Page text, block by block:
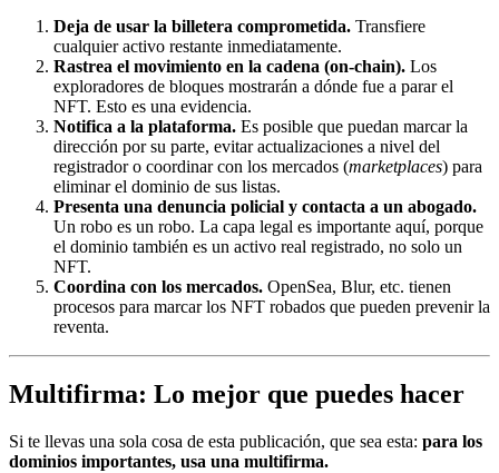
Deja de usar la billetera comprometida. Transfiere
cualquier activo restante inmediatamente.
Rastrea el movimiento en la cadena (on-chain). Los
exploradores de bloques mostrarán a dónde fue a parar el
NFT. Esto es una evidencia.
Notifica a la plataforma. Es posible que puedan marcar la
dirección por su parte, evitar actualizaciones a nivel del
registrador o coordinar con los mercados (marketplaces) para
eliminar el dominio de sus listas.
Presenta una denuncia policial y contacta a un abogado.
Un robo es un robo. La capa legal es importante aquí, porque
el dominio también es un activo real registrado, no solo un
NFT.
Coordina con los mercados. OpenSea, Blur, etc. tienen
procesos para marcar los NFT robados que pueden prevenir la
reventa.
Multifirma: Lo mejor que puedes hacer
Si te llevas una sola cosa de esta publicación, que sea esta: para los
dominios importantes, usa una multifirma.